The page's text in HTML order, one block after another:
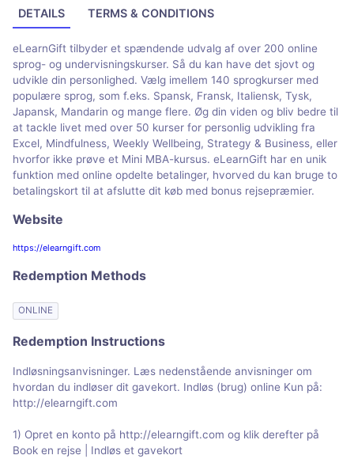
DETAILS TERMS & CONDITIONS
eLearnGift tilbyder et spændende udvalg af over 200 online
sprog- og undervisningskurser. Så du kan have det sjovt og
udvikle din personlighed. Vælg imellem 140 sprogkurser med
populære sprog, som f.eks. Spansk, Fransk, Italiensk, Tysk,
Japansk, Mandarin og mange flere. Øg din viden og bliv bedre til
at tackle livet med over 50 kurser for personlig udvikling fra
Excel, Mindfulness, Weekly Wellbeing, Strategy & Business, eller
hvorfor ikke prøve et Mini MBA-kursus. eLearnGift har en unik
funktion med online opdelte betalinger, hvorved du kan bruge to
betalingskort til at afslutte dit køb med bonus rejsepræmier.
Website
https://elearngift.com
Redemption Methods
ONLINE
Redemption Instructions
Indløsningsanvisninger. Læs nedenstående anvisninger om
hvordan du indløser dit gavekort. Indløs (brug) online Kun på:
http://elearngift.com
1) Opret en konto på http://elearngift.com og klik derefter på
Book en rejse | Indløs et gavekort